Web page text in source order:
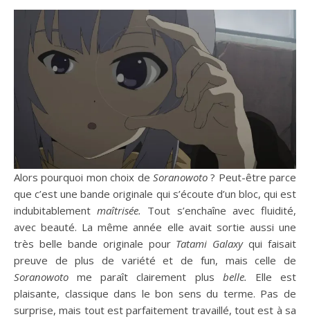
Alors pourquoi mon choix de Soranowoto? Peut-être parce
que c’est une bande originale qui s’écoute d’un bloc, qui est
indubitablementmaîtrisée. Tout s’enchaîne avec fluidité,
avec beauté. La même année elle avait sortie aussi une
très belle bande originale pour Tatami Galaxyqui faisait
preuve de plus de variété et de fun, mais celle de
Soranowoto me paraît clairement plus belle. Elle est
plaisante, classique dans le bon sens du terme. Pas de
surprise, mais tout est parfaitement travaillé, tout est à sa